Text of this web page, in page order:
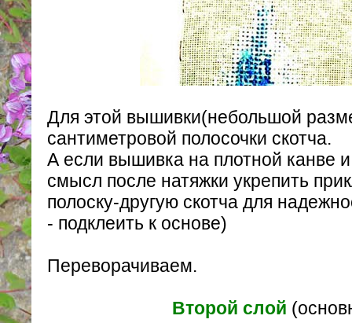
Для этой вышивки(небольшой
сантиметровой полосочки скотча.
А если вышивка на плотной канве
смысл после натяжки укрепить
полоску-другую скотча для
- подклеить к основе)
Переворачиваем.
Второй слой